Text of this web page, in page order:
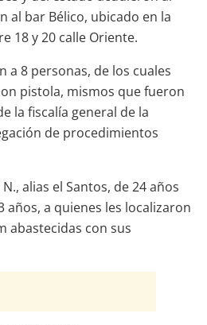
al bar Bélico, ubicado en la
18 y 20 calle Oriente.
a 8 personas, de los cuales
pistola, mismos que fueron
la fiscalía general de la
de procedimientos
alias el Santos, de 24 años
años, a quienes les localizaron
abastecidas con sus